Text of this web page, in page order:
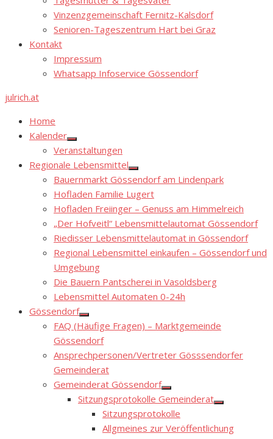
Vinzenzgemeinschaft Fernitz-Kalsdorf
Senioren-Tageszentrum Hart bei Graz
Kontakt
Impressum
Whatsapp Infoservice Gössendorf
julrich.at
Home
Kalender
Show
sub
menu
Veranstaltungen
Regionale Lebensmittel
Show
sub
menu
Bauernmarkt Gössendorf am Lindenpark
Hofladen Familie Lugert
Hofladen Freiinger – Genuss am Himmelreich
„Der Hofveitl“ Lebensmittelautomat Gössendorf
Riedisser Lebensmittelautomat in Gössendorf
Regional Lebensmittel einkaufen – Gössendorf und
Umgebung
Die Bauern Pantscherei in Vasoldsberg
Lebensmittel Automaten 0-24h
Gössendorf
Show
sub
menu
FAQ (Häufige Fragen) – Marktgemeinde
Gössendorf
Ansprechpersonen/Vertreter Gösssendorfer
Gemeinderat
Gemeinderat Gössendorf
Show
sub
menu
Sitzungsprotokolle Gemeinderat
Show
menu
Sitzungsprotokolle
Allgmeines zur Veröffentlichung